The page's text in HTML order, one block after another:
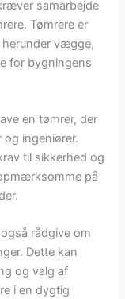
samarbejde
Tømrere er
vægge,
for bygningens
en tømrer, der
ingeniører.
til sikkerhed og
på
rådgive om
Dette kan
og valg af
i en dygtig